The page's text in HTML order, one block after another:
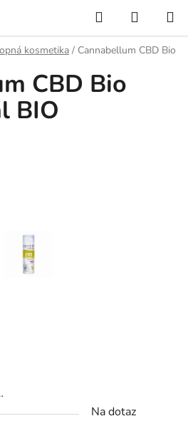
Hledat
KOŠÍK
kosmetika / Cannabellum CBD Bio
Na dotaz
CBD Bio
BIO